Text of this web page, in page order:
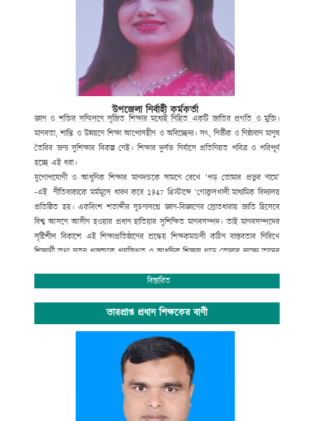
উপজেলা নির্বাহী কর্মকর্তা
জ্ঞান ও শক্তির সম্মিলনে সৃজিত শিক্ষার মধ্যেই নিহিত একটি জাতির প্রগতি ও মুক্তি।
মানবতা, শান্তি ও উন্নয়নে শিক্ষা আপোসহীন ও অবিচ্ছেদ্য। সৎ, নির্ভীক ও নিষ্ঠাবান মানুষ
তৈরির জন্য সুশিক্ষার বিকল্প নেই। শিক্ষার দুর্লভ নির্যাসে প্রতিনিয়ত পবিত্র ও পরিপূর্ণ
হচ্ছে এই ধরা।
যুগোপযোগী ও আধুনিক শিক্ষার মানদন্ডকে সামনে রেখে ‘পড় তোমার প্রভুর নামে’
-এই নীতিবাক্যকে মর্মমূলে ধারণ করে1947 খ্রিস্টাব্দে ‘গোকুলখালী মাধ্যমিক বিদ্যালয়
প্রতিষ্ঠিত হয়। একবিংশ শতাব্দীর সূচনালগ্নে জ্ঞান-বিজ্ঞানের স্রোতধারায় জাতি হিসেবে
বিশ্ব আসনে আসীন হওয়ার প্রধান হাতিয়ার সুশিক্ষিত মানবসম্পদ। তাই মানবসম্পদের
সৃষ্টিশীল বিকাশে এই শিক্ষাপ্রতিষ্ঠানের শ্রদ্ধেয় শিক্ষকমন্ডলী কঠিন বাস্তবতার নিরিখে
শিক্ষার্থী তথা নতুন প্রজন্মকে প্রযুক্তিগত ও আধুনিক শিক্ষায় গড়ে তোলার লক্ষ্যে তাদের
অপ্রতিরোধ্য অগ্রযাত্রায় এগিয়ে যাচ্ছে বাংলাদেশের শিক্ষা ব্যবস্থা। বিদ্যালয়ে গতানুগতিক
শিক্ষার্থীদের উৎসাহ প্রদানেও উক্ত শিক্ষাপ্রতিষ্ঠান বদ্ধপরিকর।
সাংস্কৃতিক বিকাশ, প্রগতিশীল চিন্তা, শৃঙ্খলা, নিরাপত্তা ও নিরবচ্ছিন্ন শান্তির মূল্যবোধকে
ধারণ করে আমাদের এই স্বাপ্নিক যাত্রায় সকল শিক্ষক, শিক্ষার্থী, অভিভাবক ও
গুণিজনসহ সংশ্লিষ্ট সকলের ঐকান্তিক সহযোগিতা প্রত্যাশা করছি। এই শিক্ষা প্রতিষ্ঠানের
সর্বাঙ্গীন উন্নতি ও ভবিষ্যৎ পরিকল্পনা রুপায়নে গঠনমূলক সমালোচনাসহ আপনাদের
মূল্যবান পরামর্শ ও সহযোগিতা আমাদের কাম্য।
বিস্তারিত
ভারপ্রাপ্ত প্রধান শিক্ষকের বাণী